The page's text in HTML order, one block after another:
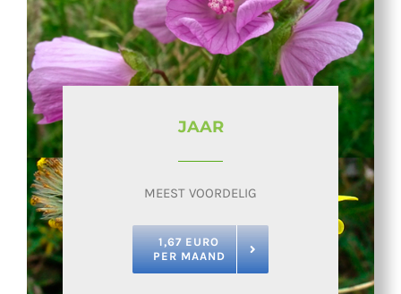
JAAR
MEEST VOORDELIG
1,67 EURO
PER MAAND